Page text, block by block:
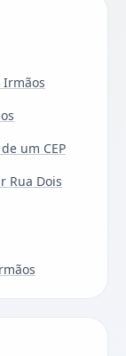
Irmãos
um CEP
Rua Dois